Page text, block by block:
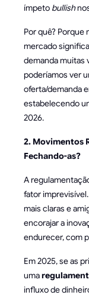
ímpeto bullish
Por quê? Porque
mercado
demanda muitas
poderíamos ver
oferta/demanda
estabelecendo
2026.
2. Movimentos
Fechando-as?
A
fator
mais claras e
encorajar a
endurecer, com
Em 2025, se as
uma
influxo de